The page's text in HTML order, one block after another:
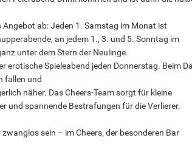
Angebot ab: Jeden 1. Samstag im Monat ist
an jedem 1., 3. und 5. Sonntag im
unter dem Stern der Neulinge.
erotische Spieleabend jeden Donnerstag. Beim
fallen und
näher. Das Cheers-Team sorgt für kleine
und spannende Bestrafungen für die Verlierer.
sein – im Cheers, der besonderen Bar